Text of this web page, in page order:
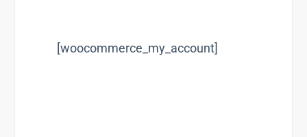
[woocommerce_my_account]